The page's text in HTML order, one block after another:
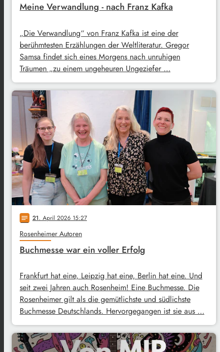
Meine Verwandlung - nach Franz Kafka
„Die Verwandlung“ von Franz Kafka ist eine der
berühmtesten Erzählungen der Weltliteratur. Gregor
Samsa findet sich eines Morgens nach unruhigen
Träumen „zu einem ungeheuren Ungeziefer …
notes 21. April 2026 15:27
Rosenheimer Autoren
Buchmesse war ein voller Erfolg
Frankfurt hat eine, Leipzig hat eine, Berlin hat eine. Und
seit zwei Jahren auch Rosenheim! Eine Buchmesse. Die
Rosenheimer gilt als die gemütlichste und südlichste
Buchmesse Deutschlands. Hervorgegangen ist sie aus …